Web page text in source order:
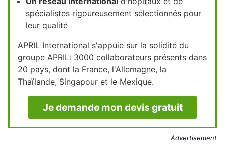
spécialistes rigoureusement sélectionnés pour
leur qualité
APRIL International s'appuie sur la solidité du
groupe APRIL: 3000 collaborateurs présents dans
20 pays, dont la France, l'Allemagne, la
Thaïlande, Singapour et le Mexique.
Je demande mon devis gratuit
Advertisement